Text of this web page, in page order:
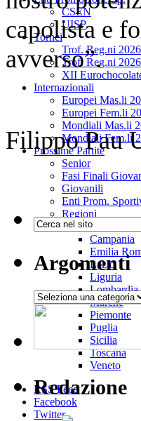
CSEN
UISP
Tornei
Trof. Reg.ni
Trof. Reg.ni
XII
Internazionali
Europei Mas.li
Europei Fem.li
Mondiali Mas.li
Mondiali Fem.li
Prossime Partite
Senior
Fasi Finali
Giovanili
Enti Prom.
Regioni
Abruzzo
Campania
Emilia
Lazio
Liguria
Lombardia
Marche
Piemonte
Puglia
Sicilia
Toscana
Veneto
RSS Feed
Facebook
Twitter
capolista e
avverso”.
Filippo Pau
Argomenti
Argomenti
Redazione